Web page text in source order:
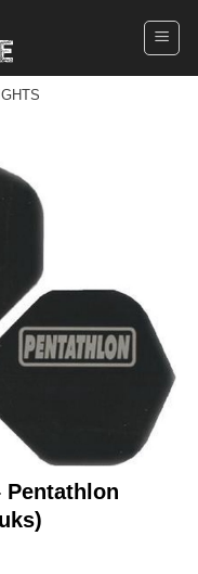
Pentathlon